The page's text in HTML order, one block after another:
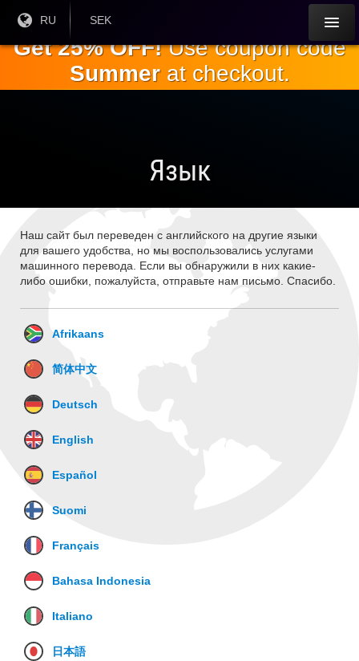
содержанию
Текущий
RU
Текущая
SEK
Get 25% OFF!Use coupon code
Summerat checkout.
Язык
Наш сайт был переведен с английского на другие языки
для вашего удобства, но мы воспользовались услугами
машинного перевода. Если вы обнаружили в них какие-
либо ошибки, пожалуйста, отправьте нам письмо. Спасибо.
Afrikaans
简体中文
Deutsch
English
Español
Suomi
Français
Bahasa Indonesia
Italiano
日本語